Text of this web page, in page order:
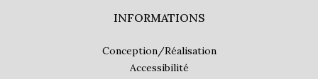
INFORMATIONS
Conception/Réalisation
Accessibilité